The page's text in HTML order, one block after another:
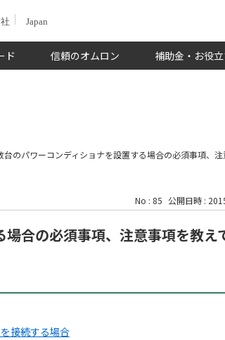
Japan
ド 信頼のオムロン 補助金・お役
台のパワーコンディショナを設置する場合の必須事項、
No : 85 公開日時 :
合の必須事項、注意事項を教え
接続する場合